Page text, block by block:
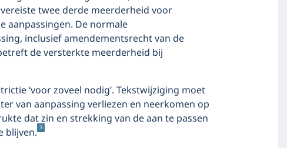
twee derde meerderheid voor
aanpassingen. De normale
inclusief amendementsrecht van de
de versterkte meerderheid bij
‘voor zoveel nodig’. Tekstwijziging moet
van aanpassing verliezen en neerkomen op
dat zin en strekking van de aan te passen
blijven. 3